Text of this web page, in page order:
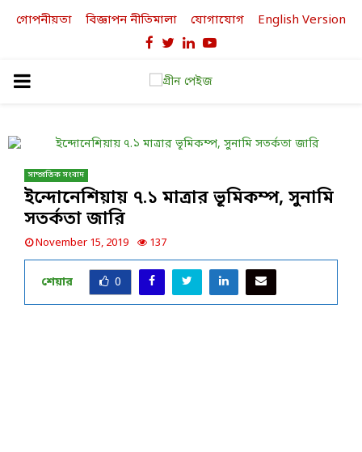
গোপনীয়তা বিজ্ঞাপন নীতিমালা যোগাযোগ English Version
Facebook
TwitterLinkedinYoutube
PRIMARY
সাম্প্রতিক সংবাদ
ইন্দোনেশিয়ায় ৭.১ মাত্রার ভূমিকম্প, সুনামি
সতর্কতা জারি
November 15, 2019 137
শেয়ার 0